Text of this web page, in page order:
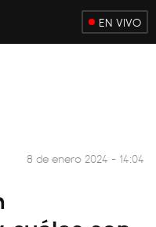
EN VIVO
8 de enero 2024 - 14:04